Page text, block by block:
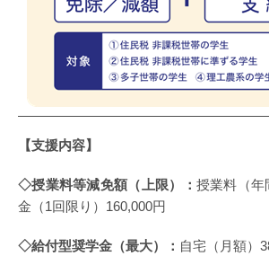
【支援内容】
◇授業料等減免額（上限）： 授業料（年
金（1回限り）160,000円
◇給付型奨学金（最大）： 自宅（月額）